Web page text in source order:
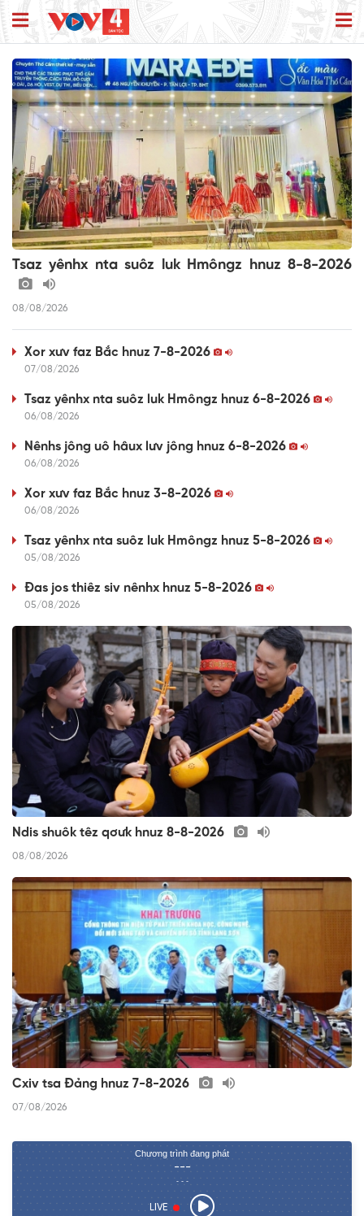
Tsaz yênhx nta suôz luk Hmôngz hnuz 8-8-2026
08/08/2026
Xor xưv faz Bắc hnuz 7-8-2026
07/08/2026
Tsaz yênhx nta suôz luk Hmôngz hnuz 6-8-2026
06/08/2026
Nênhs jông uô hâux lưv jông hnuz 6-8-2026
06/08/2026
Xor xưv faz Bắc hnuz 3-8-2026
06/08/2026
Tsaz yênhx nta suôz luk Hmôngz hnuz 5-8-2026
05/08/2026
Đas jos thiêz siv nênhx hnuz 5-8-2026
05/08/2026
Ndis shuôk têz qơưk hnuz 8-8-2026
08/08/2026
Cxiv tsa Đảng hnuz 7-8-2026
07/08/2026
Chương trình đang phát
---
- - -
LIVE